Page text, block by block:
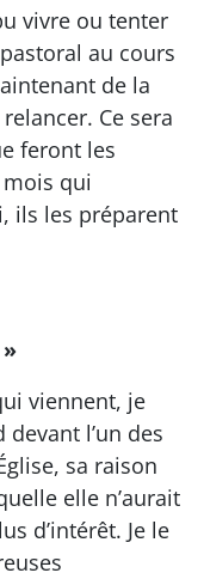
vivre ou tenter
au cours
de la
Ce sera
feront les
qui
ils les préparent
viennent, je
l’un des
sa raison
elle n’aurait
d’intérêt. Je le